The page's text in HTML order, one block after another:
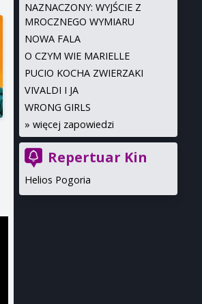
NAZNACZONY: WYJŚCIE Z
MROCZNEGO WYMIARU
NOWA FALA
O CZYM WIE MARIELLE
PUCIO KOCHA ZWIERZAKI
VIVALDI I JA
WRONG GIRLS
» więcej zapowiedzi
Repertuar Kin
Helios Pogoria